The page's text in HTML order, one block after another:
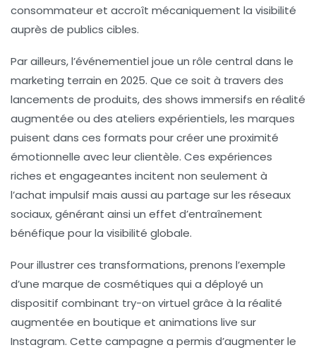
consommateuret accroît mécaniquement la visibilité
auprès de publics cibles.
Par ailleurs, l’événementiel joue un rôle central dans le
marketing terrain en 2025. Que ce soit à travers des
lancements de produits, des shows immersifs en réalité
augmentée ou des ateliers expérientiels, les marques
puisent dans ces formats pour créer une proximité
émotionnelle avec leur clientèle. Ces expériences
riches et engageantes incitent non seulement à
l’achat impulsif mais aussi au partage sur les réseaux
sociaux, générant ainsi un effet d’entraînement
bénéfique pour la visibilité globale.
Pour illustrer ces transformations, prenons l’exemple
d’une marque de cosmétiques qui a déployé un
dispositif combinant try-on virtuel grâce à la réalité
augmentée en boutique et animations live sur
Instagram. Cette campagne a permis d’augmenter le